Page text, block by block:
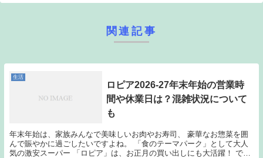
関連記事
生活
ロピア2026-27年末年始の営業時
間や休業日は？混雑状況について
も
年末年始は、家族みんなで美味しいお肉やお寿司、 豪華なお惣菜を囲
んで賑やかに過ごしたいですよね。 「食のテーマパーク」として大人
気の激安スーパー 「ロピア」は、お正月の買い出しにも大活躍！ で